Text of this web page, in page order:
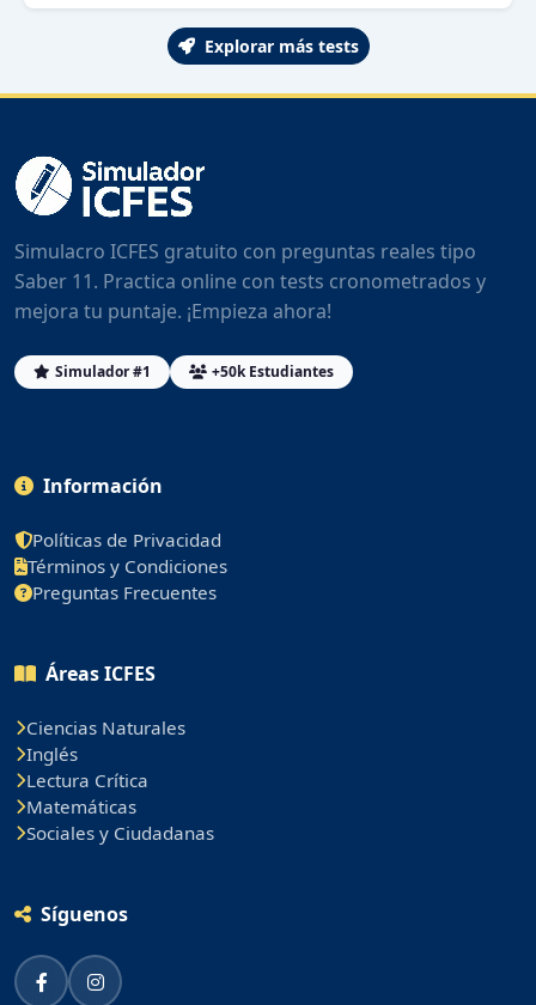
Explorar más tests
Simulacro ICFES gratuito con preguntas reales tipo
Saber 11. Practica online con tests cronometrados y
mejora tu puntaje. ¡Empieza ahora!
Simulador #1 +50k Estudiantes
Información
Políticas de Privacidad
Términos y Condiciones
Preguntas Frecuentes
Áreas ICFES
Ciencias Naturales
Inglés
Lectura Crítica
Matemáticas
Sociales y Ciudadanas
Síguenos